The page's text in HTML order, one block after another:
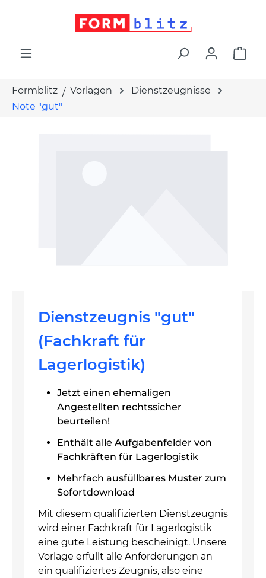
Formblitz Vorlagen
Dienstzeugnisse
Note "gut"
Dienstzeugnis "gut"
(Fachkraft für
Lagerlogistik)
Jetzt einen ehemaligen
Angestellten rechtssicher
beurteilen!
Enthält alle Aufgabenfelder von
Fachkräften für Lagerlogistik
Mehrfach ausfüllbares Muster zum
Sofortdownload
Mit diesem qualifizierten Dienstzeugnis
wird einer Fachkraft für Lagerlogistik
eine gute Leistung bescheinigt. Unsere
Vorlage erfüllt alle Anforderungen an
ein qualifiziertes Zeugnis, also eine